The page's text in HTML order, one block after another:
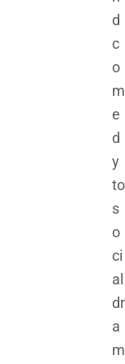
d
c
o
m
e
d
y
to
s
o
ci
al
dr
a
m